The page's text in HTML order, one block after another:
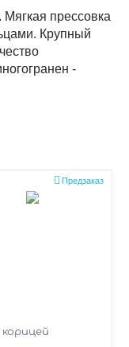
прессовка
Крупный
-
Предзаказ

корицей